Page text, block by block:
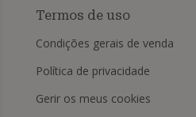
Termos de uso
Condições gerais de venda
Política de privacidade
Gerir os meus cookies